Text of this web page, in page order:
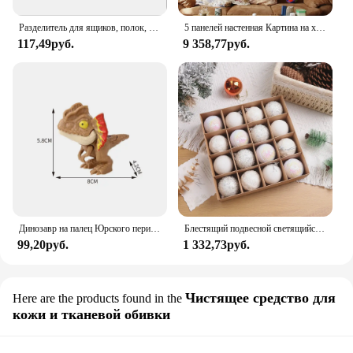
Разделитель для ящиков, полок, розовый, 32*7 см, 4 шт
117,49руб.
5 панелей настенная Картина на холсте Мусульманский Коран ислам настенное искусство HD плакаты домашний декор картины для гостиной декоративные картины
9 358,77руб.
Динозавр на палец Юрского периода, трицератопс, искусственные игрушки для детей, креативные динозавры на палец, Интерактивная игрушка, подарок для мальчика
99,20руб.
Блестящий подвесной светящийся фотоэлемент 6/8 см, украшение для рождественской елки, подвесной шар
1 332,73руб.
Here are the products found in the Чистящее средство для
кожи и тканевой обивки